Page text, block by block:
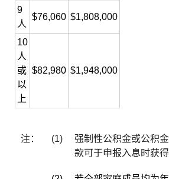
9
人
$76,060 $1,808,000
10
人
或
以
上
$82,980 $1,948,000
注： (1)
强制性公积金或公积
款可于申报入息时获得